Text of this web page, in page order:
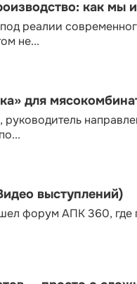
как мы
реалии
не...
для
выступлений)
форум АПК 360,